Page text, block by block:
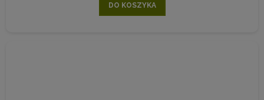
DO KOSZYKA